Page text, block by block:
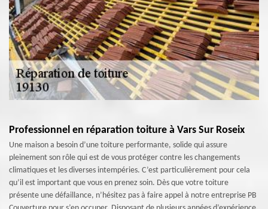
Professionnel en réparation toiture à Vars Sur Roseix
Une maison a besoin d’une toiture performante, solide qui assure
pleinement son rôle qui est de vous protéger contre les changements
climatiques et les diverses intempéries. C’est particulièrement pour cela
qu’il est important que vous en prenez soin. Dès que votre toiture
présente une défaillance, n’hésitez pas à faire appel à notre entreprise PB